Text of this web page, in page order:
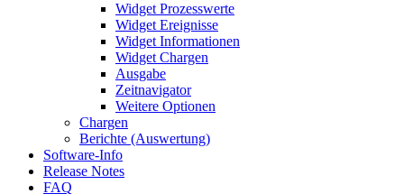
Widget Prozesswerte
Widget Ereignisse
Widget Informationen
Widget Chargen
Ausgabe
Zeitnavigator
Weitere Optionen
Chargen
Berichte (Auswertung)
Software-Info
Release Notes
FAQ